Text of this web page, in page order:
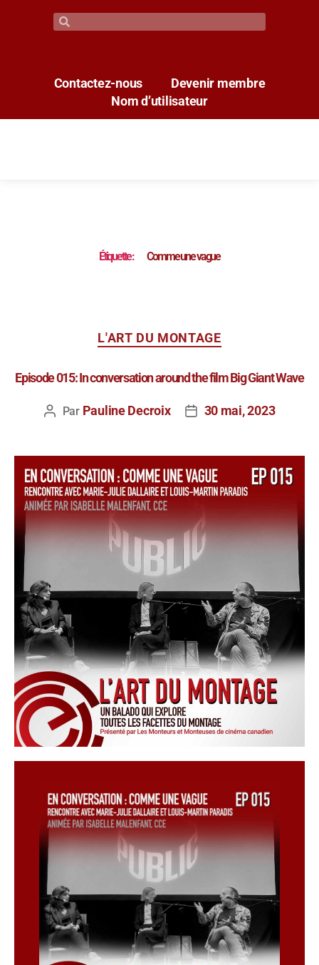
Contactez-nous
Devenir membre
Nom d’utilisateur
Étiquette : Comme une vague
L'ART DU MONTAGE
Episode 015: In conversation around the film Big Giant Wave
Par Pauline Decroix 30 mai, 2023